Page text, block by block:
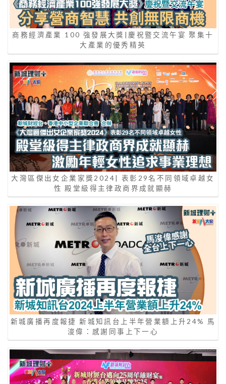
商務經濟產業 100 強發展大獎|慶祝暨交流午宴 聚集十
大產業的優秀精英
大灣區傑出女企業家獎2024| 表彰29名不同領域卓越女
性 殿堂級得主律政商界成就顯赫
新城廣播再度報捷 新城知訊台上半年營業額上升24% 馬
浚偉：感謝同事上下一心